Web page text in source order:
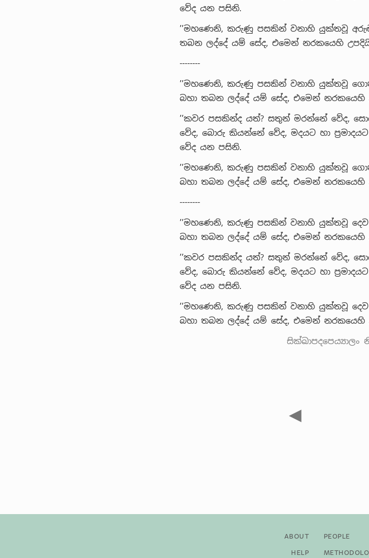
වේද යන පසිනි.
’’මහණෙනි, කරුණු පසකින් වනාහි යුක්තවූ
තබන ලද්දේ යම් සේද, එමෙන් නරකයෙහි
--------
’’මහණෙනි, කරුණු පසකින් වනාහි යුක්තවූ
බහා තබන ලද්දේ යම් සේද, එමෙන් නරකයෙහි
’’කවර පසකින්ද යත්? සතුන් මරන්නේ වේද,
වේද, බොරු කියන්නේ වේද, මදයට හා
වේද යන පසිනි.
’’මහණෙනි, කරුණු පසකින් වනාහි යුක්තවූ
බහා තබන ලද්දේ යම් සේද, එමෙන් නරකයෙහි
--------
’’මහණෙනි, කරුණු පසකින් වනාහි යුක්තවූ
බහා තබන ලද්දේ යම් සේද, එමෙන් නරකයෙහි
’’කවර පසකින්ද යත්? සතුන් මරන්නේ වේද,
වේද, බොරු කියන්නේ වේද, මදයට හා
වේද යන පසිනි.
’’මහණෙනි, කරුණු පසකින් වනාහි යුක්තවූ
බහා තබන ලද්දේ යම් සේද, එමෙන් නරකයෙහි
සික්ඛාපදපෙය්‍යාලං
◀
About
Help
People